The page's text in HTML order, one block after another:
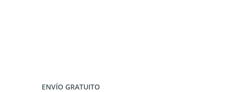
ENVÍO GRATUITO